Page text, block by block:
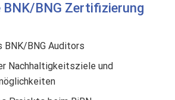
BNK/BNG Zertifizierung
BNK/BNG Auditors
Nachhaltigkeitsziele und